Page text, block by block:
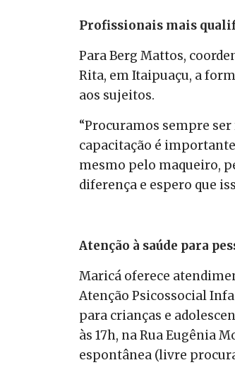
Profissionais mais
Para Berg Mattos,
Rita, em Itaipuaçu, a
aos sujeitos.
“Procuramos sempre
capacitação é
mesmo pelo maqueiro,
diferença e espero que
Atenção à saúde para
Maricá oferece
Atenção Psicossocial
para crianças e
às 17h, na Rua Eugênia
espontânea (livre